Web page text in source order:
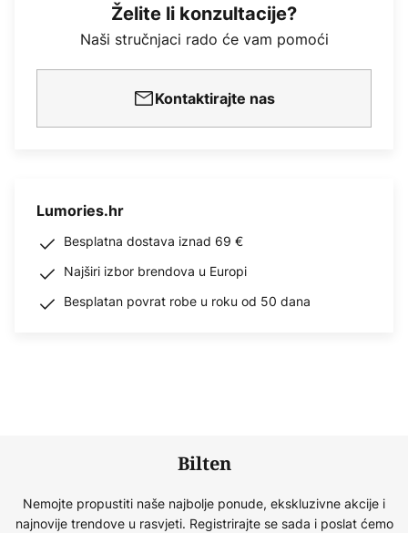
Želite li konzultacije?
Naši stručnjaci rado će vam pomoći
Kontaktirajte nas
Lumories.hr
Besplatna dostava iznad 69 €
Najširi izbor brendova u Europi
Besplatan povrat robe u roku od 50 dana
Bilten
Nemojte propustiti naše najbolje ponude, ekskluzivne akcije i
najnovije trendove u rasvjeti. Registrirajte se sada i poslat ćemo